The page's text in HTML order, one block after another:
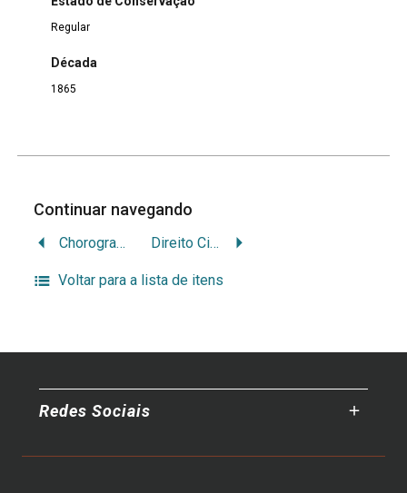
Regular
Década
1865
Continuar navegando
Chorographia do Brasil Direito Civil de Portugal, contendo três livros: I. Das Pessoas, II. Das Cousas, III. Das Obrigações e Acções
Voltar para a lista de itens
Redes Sociais